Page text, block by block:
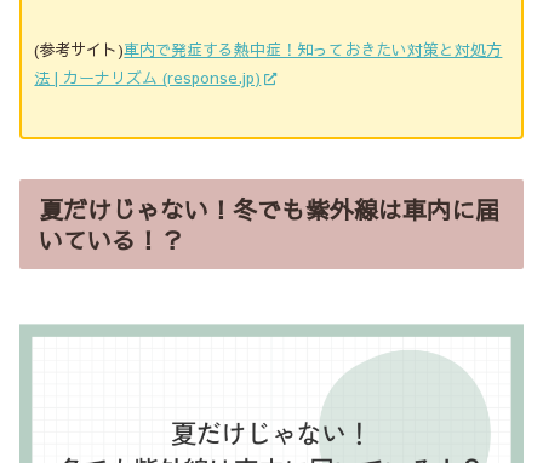
(参考サイト)車内で発症する熱中症！知っておきたい対策と対処方
法 | カーナリズム (response.jp)
夏だけじゃない！冬でも紫外線は車内に届
いている！？